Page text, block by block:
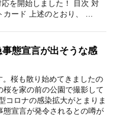
を開始しました！ 目次 対
カード 上述のとおり、 …
態宣言が出そうな感
。桜も散り始めてきましたの
桜を家の前の公園で撮影して
コロナの感染拡大がとまりま
態宣言が発令されるとの噂が